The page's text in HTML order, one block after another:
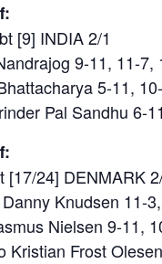
[9] INDIA 2/1
9-11, 11-7,
5-11,
Pal Sandhu 6-
[17/24] DENMARK
Knudsen 11-
Nielsen 9-11,
Kristian Frost